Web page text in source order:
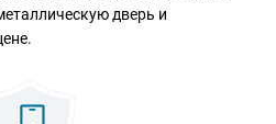
дверь и